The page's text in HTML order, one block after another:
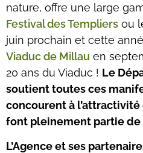
nature, offre une large
Festival des Templiers ou
juin prochain et cette
Viaduc de Millau en
20 ans du Viaduc ! Le
soutient toutes ces
concourent à
font pleinement partie de
L’Agence et ses